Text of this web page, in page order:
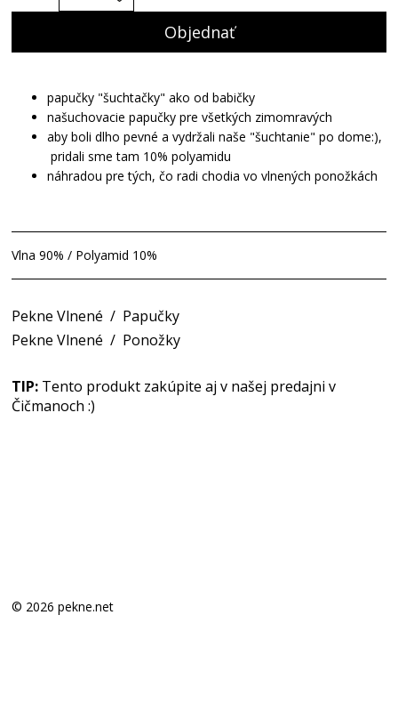
Objednať
papučky "šuchtačky" ako od babičky
našuchovacie papučky pre všetkých zimomravých
aby boli dlho pevné a vydržali naše "šuchtanie" po dome:),
pridali sme tam 10% polyamidu
náhradou pre tých, čo radi chodia vo vlnených ponožkách
Vlna 90% / Polyamid 10%
Pekne Vlnené / Papučky
Pekne Vlnené / Ponožky
TIP: Tento produkt zakúpite aj v našej predajni v
Čičmanoch :)
© 2026 pekne.net